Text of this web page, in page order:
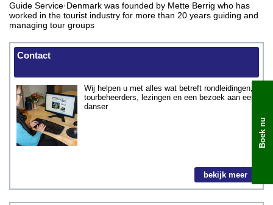
Guide Service·Denmark was founded by Mette Berrig who has
worked in the tourist industry for more than 20 years guiding and
managing tour groups
Contact
Wij helpen u met alles wat betreft rondleidingen,
tourbeheerders, lezingen en een bezoek aan een
danser
bekijk meer
Boek nu